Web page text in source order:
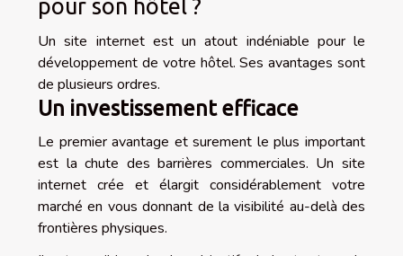
pour son hôtel ?
Un site internet est un atout indéniable pour le
développement de votre hôtel. Ses avantages sont
de plusieurs ordres.
Un investissement efficace
Le premier avantage et surement le plus important
est la chute des barrières commerciales. Un site
internet crée et élargit considérablement votre
marché en vous donnant de la visibilité au-delà des
frontières physiques.